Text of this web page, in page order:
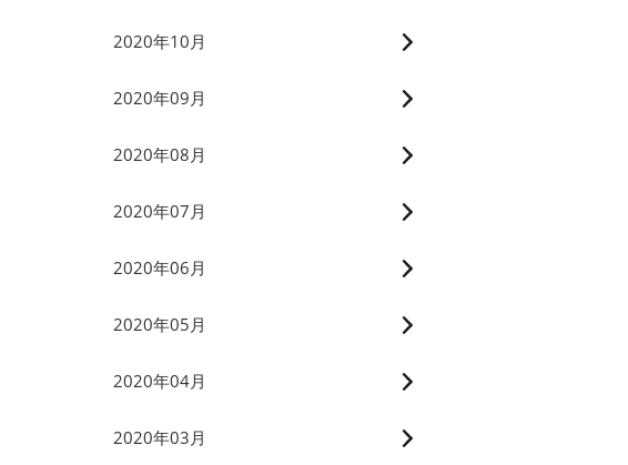
2020年10月
2020年09月
2020年08月
2020年07月
2020年06月
2020年05月
2020年04月
2020年03月